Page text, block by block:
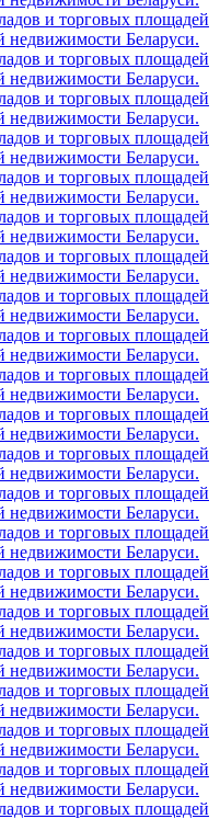
и торговых площадей
недвижимости Беларуси.
и торговых площадей
недвижимости Беларуси.
и торговых площадей
недвижимости Беларуси.
и торговых площадей
недвижимости Беларуси.
и торговых площадей
недвижимости Беларуси.
и торговых площадей
недвижимости Беларуси.
и торговых площадей
недвижимости Беларуси.
и торговых площадей
недвижимости Беларуси.
и торговых площадей
недвижимости Беларуси.
и торговых площадей
недвижимости Беларуси.
и торговых площадей
недвижимости Беларуси.
и торговых площадей
недвижимости Беларуси.
и торговых площадей
недвижимости Беларуси.
и торговых площадей
недвижимости Беларуси.
и торговых площадей
недвижимости Беларуси.
и торговых площадей
недвижимости Беларуси.
и торговых площадей
недвижимости Беларуси.
и торговых площадей
недвижимости Беларуси.
и торговых площадей
недвижимости Беларуси.
и торговых площадей
недвижимости Беларуси.
и торговых площадей